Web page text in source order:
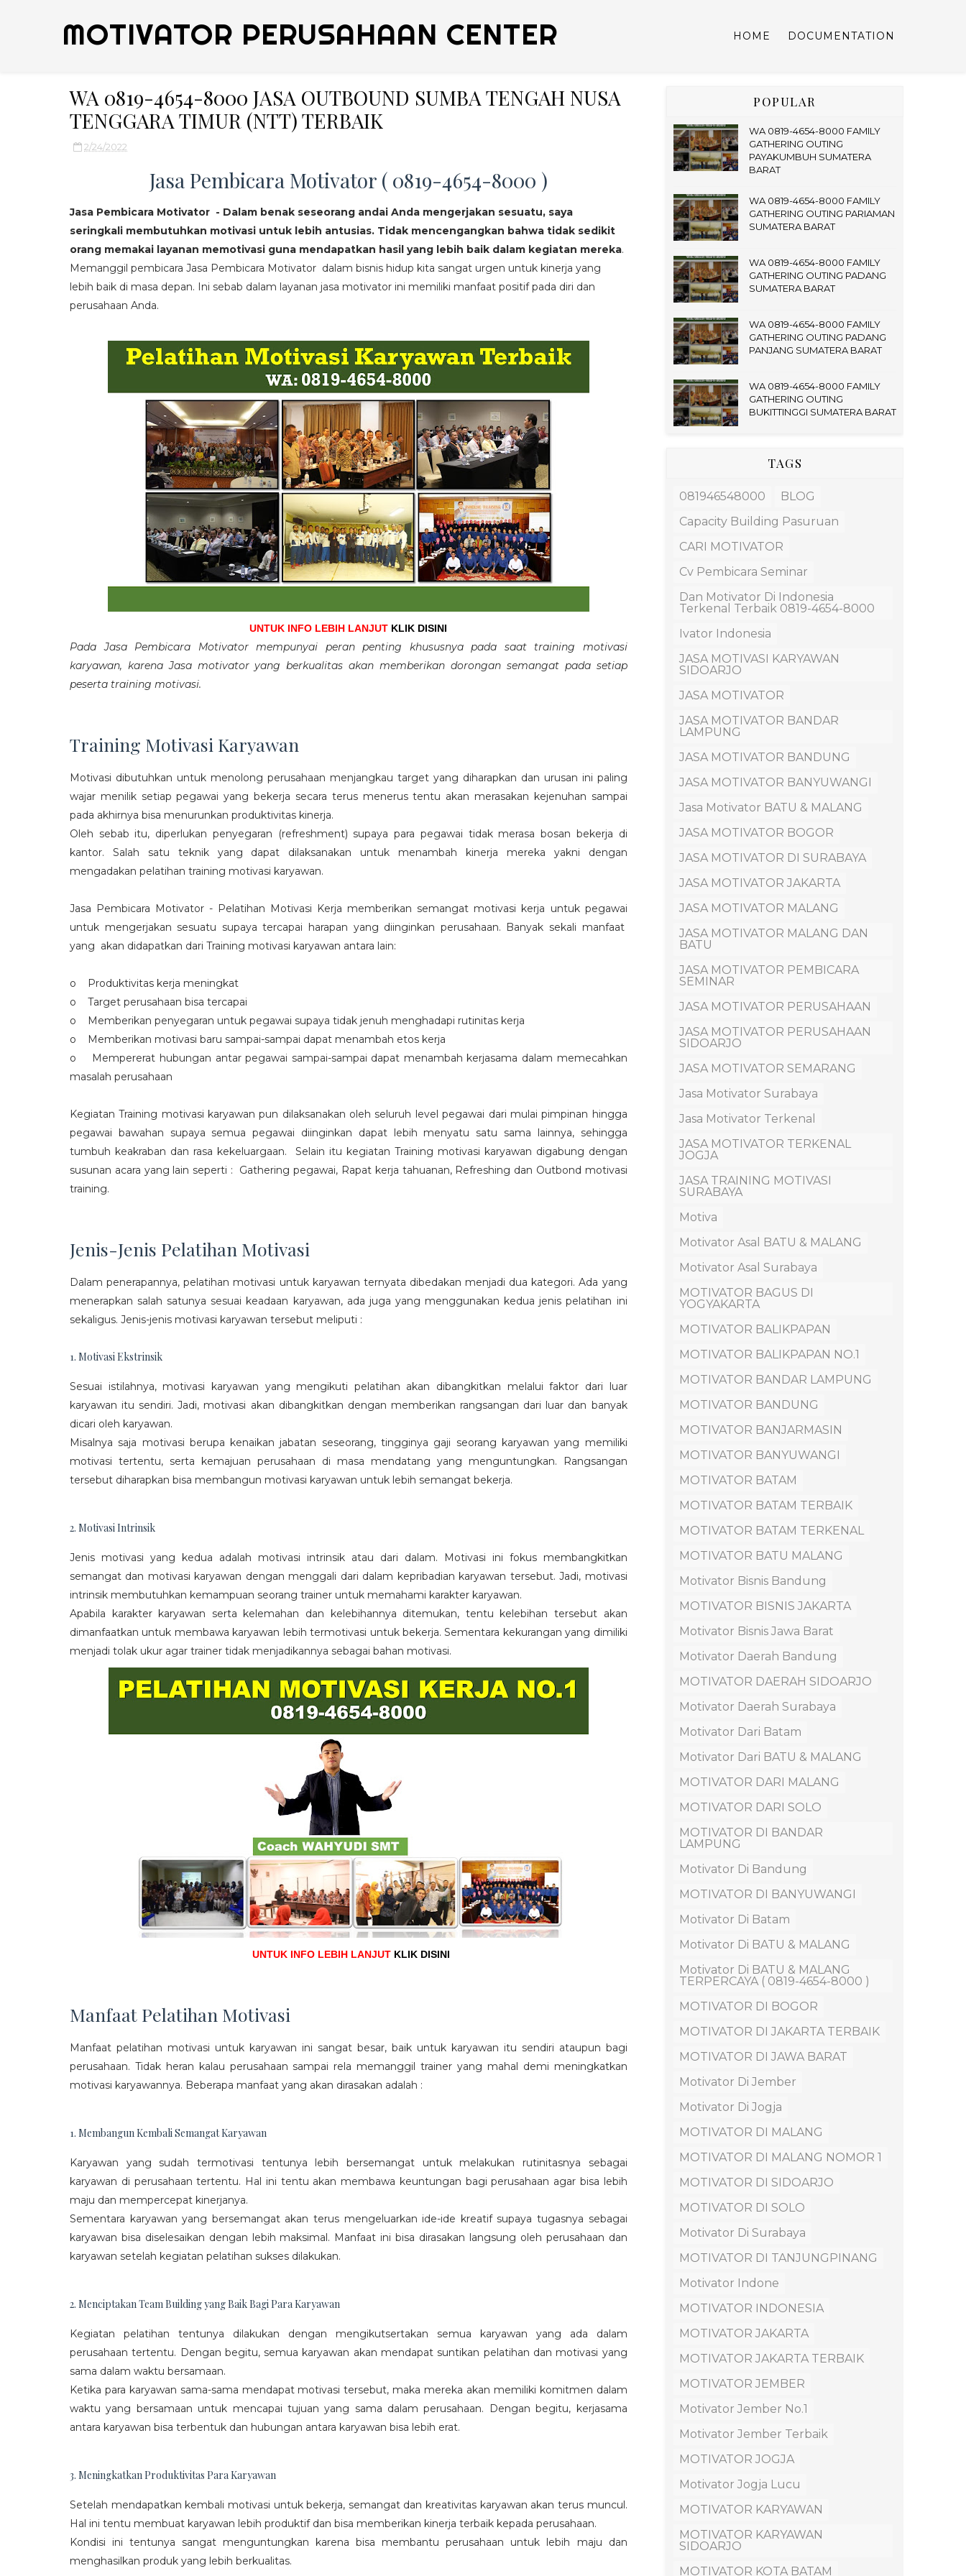
MOTIVATOR PERUSAHAAN CENTER HOME DOCUMENTATION
WA 0819-4654-8000 JASA OUTBOUND SUMBA TENGAH NUSA
TENGGARA TIMUR (NTT) TERBAIK
2/24/2022
Jasa Pembicara Motivator ( 0819-4654-8000 )
Jasa Pembicara Motivator - Dalam benak seseorang andai Anda mengerjakan sesuatu, saya
seringkali membutuhkan motivasi untuk lebih antusias. Tidak mencengangkan bahwa tidak sedikit
orang memakai layanan memotivasi guna mendapatkan hasil yang lebih baik dalam kegiatan mereka.
Memanggil pembicara Jasa Pembicara Motivator dalam bisnis hidup kita sangat urgen untuk kinerja yang
lebih baik di masa depan. Ini sebab dalam layanan jasa motivator ini memiliki manfaat positif pada diri dan
perusahaan Anda.
UNTUK INFO LEBIH LANJUT KLIK DISINI
Pada Jasa Pembicara Motivator mempunyai peran penting khususnya pada saat training motivasi
karyawan, karena Jasa motivator yang berkualitas akan memberikan dorongan semangat pada setiap
peserta training motivasi.
Training Motivasi Karyawan
Motivasi dibutuhkan untuk menolong perusahaan menjangkau target yang diharapkan dan urusan ini paling
wajar menilik setiap pegawai yang bekerja secara terus menerus tentu akan merasakan kejenuhan sampai
pada akhirnya bisa menurunkan produktivitas kinerja.
Oleh sebab itu, diperlukan penyegaran (refreshment) supaya para pegawai tidak merasa bosan bekerja di
kantor. Salah satu teknik yang dapat dilaksanakan untuk menambah kinerja mereka yakni dengan
mengadakan pelatihan training motivasi karyawan.
Jasa Pembicara Motivator - Pelatihan Motivasi Kerja memberikan semangat motivasi kerja untuk pegawai
untuk mengerjakan sesuatu supaya tercapai harapan yang diinginkan perusahaan. Banyak sekali manfaat
yang akan didapatkan dari Training motivasi karyawan antara lain:
o Produktivitas kerja meningkat
o Target perusahaan bisa tercapai
o Memberikan penyegaran untuk pegawai supaya tidak jenuh menghadapi rutinitas kerja
o Memberikan motivasi baru sampai-sampai dapat menambah etos kerja
o Mempererat hubungan antar pegawai sampai-sampai dapat menambah kerjasama dalam memecahkan
masalah perusahaan
Kegiatan Training motivasi karyawan pun dilaksanakan oleh seluruh level pegawai dari mulai pimpinan hingga
pegawai bawahan supaya semua pegawai diinginkan dapat lebih menyatu satu sama lainnya, sehingga
tumbuh keakraban dan rasa kekeluargaan. Selain itu kegiatan Training motivasi karyawan digabung dengan
susunan acara yang lain seperti : Gathering pegawai, Rapat kerja tahuanan, Refreshing dan Outbond motivasi
training.
Jenis-Jenis Pelatihan Motivasi
Dalam penerapannya, pelatihan motivasi untuk karyawan ternyata dibedakan menjadi dua kategori. Ada yang
menerapkan salah satunya sesuai keadaan karyawan, ada juga yang menggunakan kedua jenis pelatihan ini
sekaligus. Jenis-jenis motivasi karyawan tersebut meliputi :
1. Motivasi Ekstrinsik
Sesuai istilahnya, motivasi karyawan yang mengikuti pelatihan akan dibangkitkan melalui faktor dari luar
karyawan itu sendiri. Jadi, motivasi akan dibangkitkan dengan memberikan rangsangan dari luar dan banyak
dicari oleh karyawan.
Misalnya saja motivasi berupa kenaikan jabatan seseorang, tingginya gaji seorang karyawan yang memiliki
motivasi tertentu, serta kemajuan perusahaan di masa mendatang yang menguntungkan. Rangsangan
tersebut diharapkan bisa membangun motivasi karyawan untuk lebih semangat bekerja.
2. Motivasi Intrinsik
Jenis motivasi yang kedua adalah motivasi intrinsik atau dari dalam. Motivasi ini fokus membangkitkan
semangat dan motivasi karyawan dengan menggali dari dalam kepribadian karyawan tersebut. Jadi, motivasi
intrinsik membutuhkan kemampuan seorang trainer untuk memahami karakter karyawan.
Apabila karakter karyawan serta kelemahan dan kelebihannya ditemukan, tentu kelebihan tersebut akan
dimanfaatkan untuk membawa karyawan lebih termotivasi untuk bekerja. Sementara kekurangan yang dimiliki
menjadi tolak ukur agar trainer tidak menjadikannya sebagai bahan motivasi.
UNTUK INFO LEBIH LANJUT KLIK DISINI
Manfaat Pelatihan Motivasi
Manfaat pelatihan motivasi untuk karyawan ini sangat besar, baik untuk karyawan itu sendiri ataupun bagi
perusahaan. Tidak heran kalau perusahaan sampai rela memanggil trainer yang mahal demi meningkatkan
motivasi karyawannya. Beberapa manfaat yang akan dirasakan adalah :
1. Membangun Kembali Semangat Karyawan
Karyawan yang sudah termotivasi tentunya lebih bersemangat untuk melakukan rutinitasnya sebagai
karyawan di perusahaan tertentu. Hal ini tentu akan membawa keuntungan bagi perusahaan agar bisa lebih
maju dan mempercepat kinerjanya.
Sementara karyawan yang bersemangat akan terus mengeluarkan ide-ide kreatif supaya tugasnya sebagai
karyawan bisa diselesaikan dengan lebih maksimal. Manfaat ini bisa dirasakan langsung oleh perusahaan dan
karyawan setelah kegiatan pelatihan sukses dilakukan.
2. Menciptakan Team Building yang Baik Bagi Para Karyawan
Kegiatan pelatihan tentunya dilakukan dengan mengikutsertakan semua karyawan yang ada dalam
perusahaan tertentu. Dengan begitu, semua karyawan akan mendapat suntikan pelatihan dan motivasi yang
sama dalam waktu bersamaan.
Ketika para karyawan sama-sama mendapat motivasi tersebut, maka mereka akan memiliki komitmen dalam
waktu yang bersamaan untuk mencapai tujuan yang sama dalam perusahaan. Dengan begitu, kerjasama
antara karyawan bisa terbentuk dan hubungan antara karyawan bisa lebih erat.
3. Meningkatkan Produktivitas Para Karyawan
Setelah mendapatkan kembali motivasi untuk bekerja, semangat dan kreativitas karyawan akan terus muncul.
Hal ini tentu membuat karyawan lebih produktif dan bisa memberikan kinerja terbaik kepada perusahaan.
Kondisi ini tentunya sangat menguntungkan karena bisa membantu perusahaan untuk lebih maju dan
menghasilkan produk yang lebih berkualitas.
POPULAR
WA 0819-4654-8000 FAMILY
GATHERING OUTING
PAYAKUMBUH SUMATERA
BARAT
WA 0819-4654-8000 FAMILY
GATHERING OUTING PARIAMAN
SUMATERA BARAT
WA 0819-4654-8000 FAMILY
GATHERING OUTING PADANG
SUMATERA BARAT
WA 0819-4654-8000 FAMILY
GATHERING OUTING PADANG
PANJANG SUMATERA BARAT
WA 0819-4654-8000 FAMILY
GATHERING OUTING
BUKITTINGGI SUMATERA BARAT
TAGS
081946548000
BLOG
Capacity Building Pasuruan
CARI MOTIVATOR
Cv Pembicara Seminar
Dan Motivator Di Indonesia
Terkenal Terbaik 0819-4654-8000
Ivator Indonesia
JASA MOTIVASI KARYAWAN
SIDOARJO
JASA MOTIVATOR
JASA MOTIVATOR BANDAR
LAMPUNG
JASA MOTIVATOR BANDUNG
JASA MOTIVATOR BANYUWANGI
Jasa Motivator BATU & MALANG
JASA MOTIVATOR BOGOR
JASA MOTIVATOR DI SURABAYA
JASA MOTIVATOR JAKARTA
JASA MOTIVATOR MALANG
JASA MOTIVATOR MALANG DAN
BATU
JASA MOTIVATOR PEMBICARA
SEMINAR
JASA MOTIVATOR PERUSAHAAN
JASA MOTIVATOR PERUSAHAAN
SIDOARJO
JASA MOTIVATOR SEMARANG
Jasa Motivator Surabaya
Jasa Motivator Terkenal
JASA MOTIVATOR TERKENAL
JOGJA
JASA TRAINING MOTIVASI
SURABAYA
Motiva
Motivator Asal BATU & MALANG
Motivator Asal Surabaya
MOTIVATOR BAGUS DI
YOGYAKARTA
MOTIVATOR BALIKPAPAN
MOTIVATOR BALIKPAPAN NO.1
MOTIVATOR BANDAR LAMPUNG
MOTIVATOR BANDUNG
MOTIVATOR BANJARMASIN
MOTIVATOR BANYUWANGI
MOTIVATOR BATAM
MOTIVATOR BATAM TERBAIK
MOTIVATOR BATAM TERKENAL
MOTIVATOR BATU MALANG
Motivator Bisnis Bandung
MOTIVATOR BISNIS JAKARTA
Motivator Bisnis Jawa Barat
Motivator Daerah Bandung
MOTIVATOR DAERAH SIDOARJO
Motivator Daerah Surabaya
Motivator Dari Batam
Motivator Dari BATU & MALANG
MOTIVATOR DARI MALANG
MOTIVATOR DARI SOLO
MOTIVATOR DI BANDAR
LAMPUNG
Motivator Di Bandung
MOTIVATOR DI BANYUWANGI
Motivator Di Batam
Motivator Di BATU & MALANG
Motivator Di BATU & MALANG
TERPERCAYA ( 0819-4654-8000 )
MOTIVATOR DI BOGOR
MOTIVATOR DI JAKARTA TERBAIK
MOTIVATOR DI JAWA BARAT
Motivator Di Jember
Motivator Di Jogja
MOTIVATOR DI MALANG
MOTIVATOR DI MALANG NOMOR 1
MOTIVATOR DI SIDOARJO
MOTIVATOR DI SOLO
Motivator Di Surabaya
MOTIVATOR DI TANJUNGPINANG
Motivator Indone
MOTIVATOR INDONESIA
MOTIVATOR JAKARTA
MOTIVATOR JAKARTA TERBAIK
MOTIVATOR JEMBER
Motivator Jember No.1
Motivator Jember Terbaik
MOTIVATOR JOGJA
Motivator Jogja Lucu
MOTIVATOR KARYAWAN
MOTIVATOR KARYAWAN
SIDOARJO
MOTIVATOR KOTA BATAM